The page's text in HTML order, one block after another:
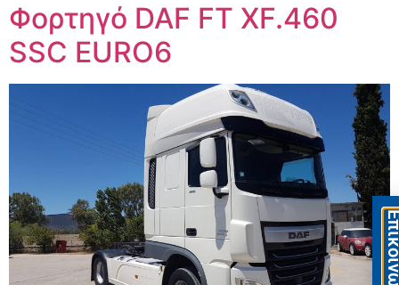
Φορτηγό DAF FT XF.460
SSC EURO6